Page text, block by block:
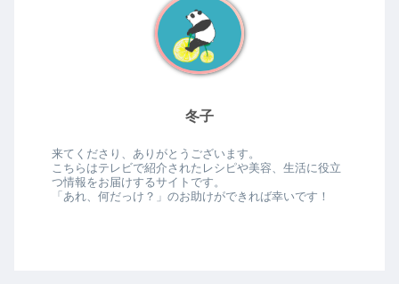
冬子
来てくださり、ありがとうございます。
こちらはテレビで紹介されたレシピや美容、生活に役立
つ情報をお届けするサイトです。
「あれ、何だっけ？」のお助けができれば幸いです！